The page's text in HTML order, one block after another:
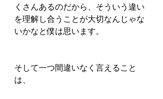
くさんあるのだから、そういう違い
を理解し合うことが大切なんじゃな
いかなと僕は思います。
そして一つ間違いなく言えること
は、